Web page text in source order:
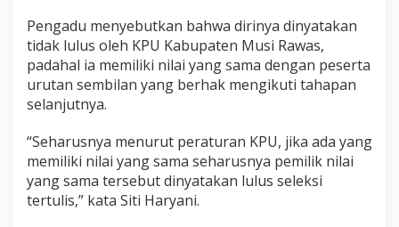
Pengadu menyebutkan bahwa dirinya dinyatakan
tidak lulus oleh KPU Kabupaten Musi Rawas,
padahal ia memiliki nilai yang sama dengan peserta
urutan sembilan yang berhak mengikuti tahapan
selanjutnya.
“Seharusnya menurut peraturan KPU, jika ada yang
memiliki nilai yang sama seharusnya pemilik nilai
yang sama tersebut dinyatakan lulus seleksi
tertulis,” kata Siti Haryani.